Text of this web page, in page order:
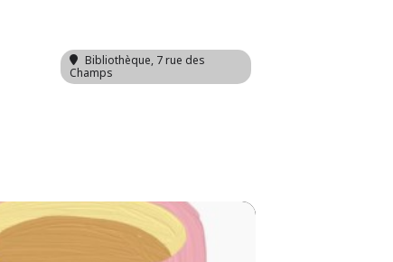
Bibliothèque, 7 rue des
Champs